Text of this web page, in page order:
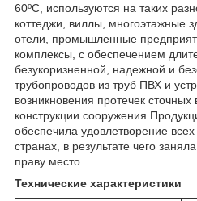
60ºC, используются на таких
коттеджи, виллы, многоэтажные
отели, промышленные
комплексы, с обеспечением
безукоризненной, надежной и
трубопроводов из труб ПВХ и
возникновения протечек
конструкции
обеспечила удовлетворение
странах, в результате чего
праву место
Технические характеристики